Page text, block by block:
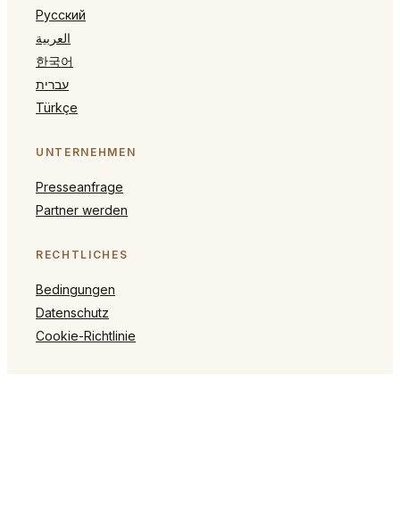
Русский
العربية
한국어
עברית
Türkçe
UNTERNEHMEN
Presseanfrage
Partner werden
RECHTLICHES
Bedingungen
Datenschutz
Cookie-Richtlinie